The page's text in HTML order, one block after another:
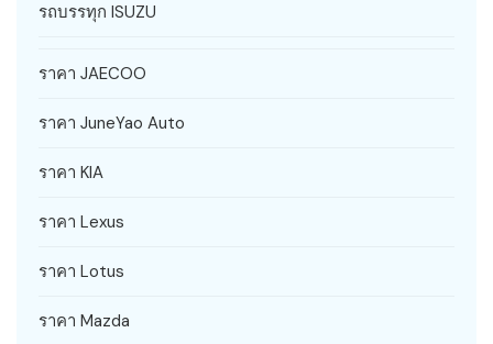
รถบรรทุก ISUZU
ราคา JAECOO
ราคา JuneYao Auto
ราคา KIA
ราคา Lexus
ราคา Lotus
ราคา Mazda